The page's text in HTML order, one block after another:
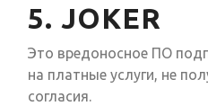
5. JOKER
Это вредоносное ПО
на платные услуги, не
согласия.